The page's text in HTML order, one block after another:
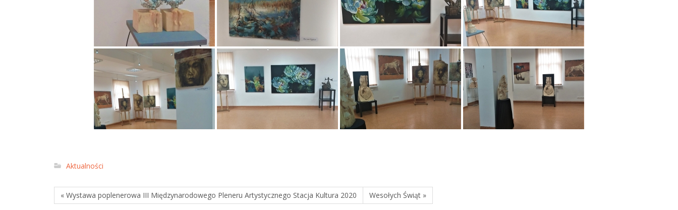
Aktualności
« Wystawa poplenerowa III Międzynarodowego Pleneru Artystycznego Stacja Kultura 2020 Wesołych Świąt »